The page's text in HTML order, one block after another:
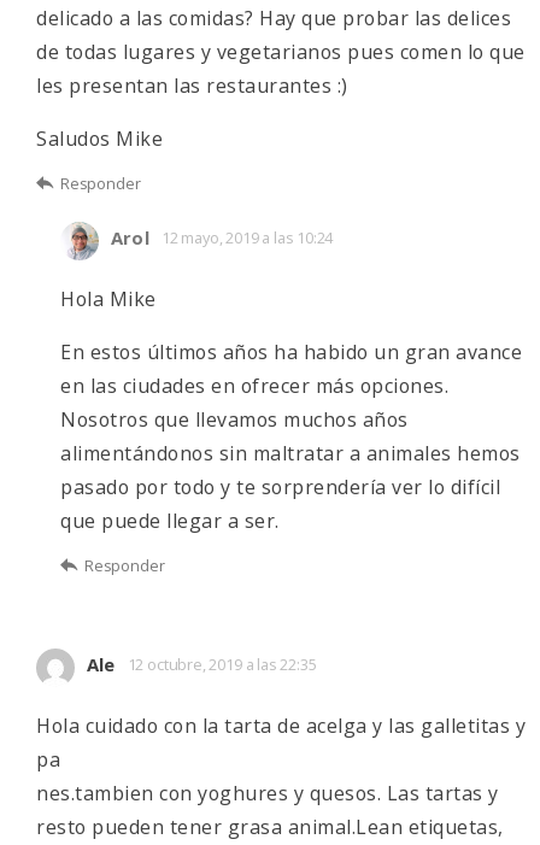
delicado a las comidas? Hay que probar las delices
de todas lugares y vegetarianos pues comen lo que
les presentan las restaurantes :)
Saludos Mike
Responder
Arol 12 mayo, 2019 a las 10:24
Hola Mike
En estos últimos años ha habido un gran avance
en las ciudades en ofrecer más opciones.
Nosotros que llevamos muchos años
alimentándonos sin maltratar a animales hemos
pasado por todo y te sorprendería ver lo difícil
que puede llegar a ser.
Responder
Ale 12 octubre, 2019 a las 22:35
Hola cuidado con la tarta de acelga y las galletitas y
pa
nes.tambien con yoghures y quesos. Las tartas y
resto pueden tener grasa animal.Lean etiquetas,